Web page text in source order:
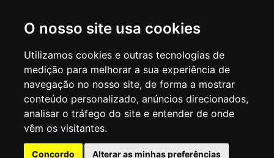
O nosso site usa cookies
Utilizamos cookies e outras tecnologias de
medição para melhorar a sua experiência de
navegação no nosso site, de forma a mostrar
conteúdo personalizado, anúncios direcionados,
analisar o tráfego do site e entender de onde
vêm os visitantes.
Concordo Alterar as minhas preferências
SECRETARIA DE EDUCAÇÃO
Rua Claudino Barbosa, 313 - Macedo - Guarulhos/SP CEP 07113-040
Central de Atendimento: *55 11 2475-7300